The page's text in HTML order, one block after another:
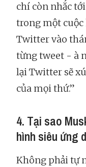
chí còn nhắc
trong một
Twitter vào
từng tweet - à
lại Twitter sẽ
của mọi thứ.”
4. Tại sao
hình siêu ứng
Không phải tự